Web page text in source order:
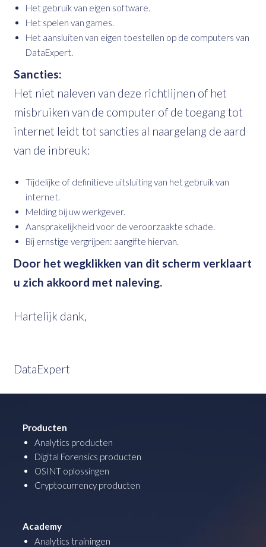
Het gebruik van eigen software.
Het spelen van games.
Het aansluiten van eigen toestellen op de computers van
DataExpert.
Sancties:
Het niet naleven van deze richtlijnen of het
misbruiken van de computer of de toegang tot
internet leidt tot sancties al naargelang de aard
van de inbreuk:
Tijdelijke of definitieve uitsluiting van het gebruik van
internet.
Melding bij uw werkgever.
Aansprakelijkheid voor de veroorzaakte schade.
Bij ernstige vergrijpen: aangifte hiervan.
Door het wegklikken van dit scherm verklaart
u zich akkoord met naleving.
Hartelijk dank,
DataExpert
Producten
Analytics producten
Digital Forensics producten
OSINT oplossingen
Cryptocurrency producten
Academy
Analytics trainingen